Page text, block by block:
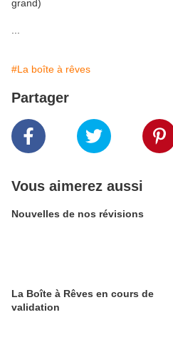
grand)
#La boîte à rêves
Partager
Vous aimerez aussi
Nouvelles de nos révisions
La Boîte à Rêves en cours de
validation